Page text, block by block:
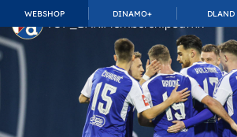
WEBSHOP DINAMO+ DLAND
TOP_BAR.MembershipSuffix